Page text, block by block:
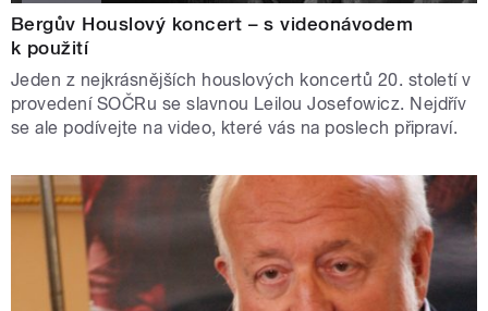
Bergův Houslový koncert – s videonávodem
k použití
Jeden z nejkrásnějších houslových koncertů 20. století v
provedení SOČRu se slavnou Leilou Josefowicz. Nejdřív
se ale podívejte na video, které vás na poslech připraví.